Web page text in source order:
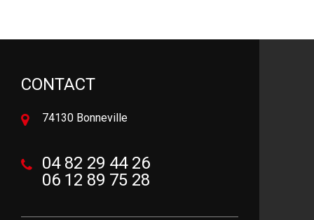
CONTACT
74130 Bonneville
04 82 29 44 26
06 12 89 75 28